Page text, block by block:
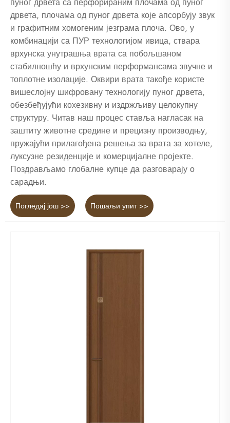
дрвета, плочама од пуног дрвета које апсорбују звук
и графитним хомогеним језграма плоча. Ово, у
комбинацији са ПУР технологијом ивица, ствара
врхунска унутрашња врата са побољшаном
стабилношћу и врхунским перформансама звучне и
топлотне изолације. Оквири врата такође користе
вишеслојну шифровану технологију пуног дрвета,
обезбеђујући кохезивну и издржљиву целокупну
структуру. Читав наш процес ставља нагласак на
заштиту животне средине и прецизну производњу,
пружајући прилагођена решења за врата за хотеле,
луксузне резиденције и комерцијалне пројекте.
Поздрављамо глобалне купце да разговарају о
сарадњи.
Погледај још >> Пошаљи упит >>